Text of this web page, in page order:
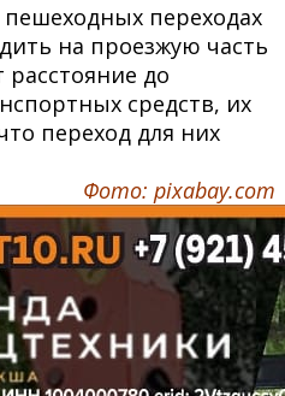
переходах
на проезжую часть
расстояние до
средств, их
переход для них
Фото: pixabay.com